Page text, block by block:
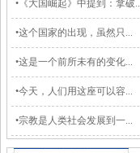
• 《大国崛起》中提到：拿破
•这个国家的出现，虽然只...
•这是一个前所未有的变化...
•今天，人们用这座可以容...
•宗教是人类社会发展到一...